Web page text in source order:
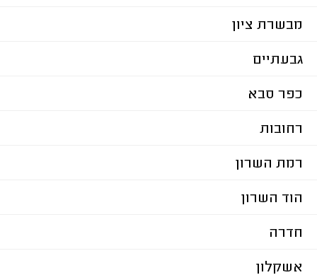
מבשרת ציון
גבעתיים
כפר סבא
רחובות
רמת השרון
הוד השרון
חדרה
אשקלון